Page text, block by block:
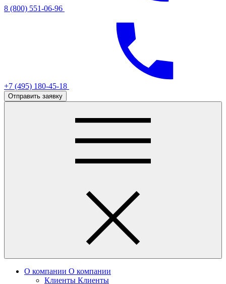
8 (800) 551-06-96
+7 (495) 180-45-18
Отправить заявку
О компании О компании
Клиенты Клиенты